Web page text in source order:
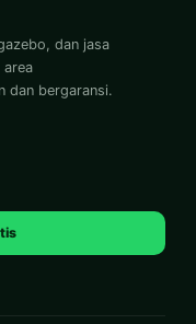
dan jasa
area
dan bergaransi.